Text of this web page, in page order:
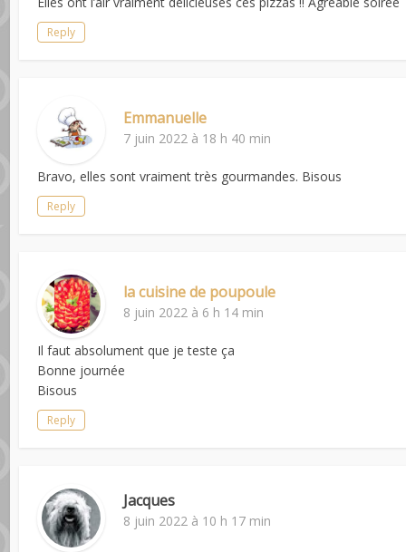
Reply
Emmanuelle
7 juin 2022 à 18 h 40 min
Bravo, elles sont vraiment très gourmandes. Bisous
Reply
la cuisine de poupoule
8 juin 2022 à 6 h 14 min
Il faut absolument que je teste ça
Bonne journée
Bisous
Reply
Jacques
8 juin 2022 à 10 h 17 min